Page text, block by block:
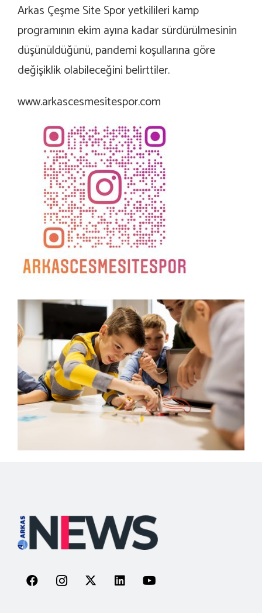
Arkas Çeşme Site Spor yetkilileri kamp
programının ekim ayına kadar sürdürülmesinin
düşünüldüğünü, pandemi koşullarına göre
değişiklik olabileceğini belirttiler.
www.arkascesmesitespor.com